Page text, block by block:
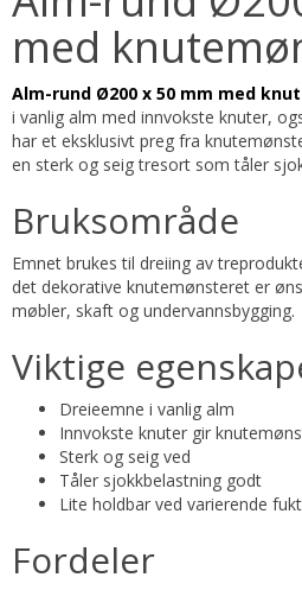
med
Alm-rund Ø200 x 50 mm med
i vanlig alm med innvokste knuter,
har et eksklusivt preg fra
en sterk og seig tresort som tåler
Bruksområde
Emnet brukes til dreiing av
det dekorative knutemønsteret er
møbler, skaft og undervannsbygging.
Viktige
Dreieemne i vanlig alm
Innvokste knuter gir
Sterk og seig ved
Tåler sjokkbelastning godt
Lite holdbar ved varierende
Fordeler